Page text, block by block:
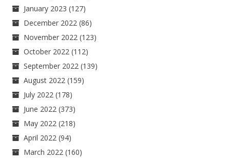
January 2023 (127)
December 2022 (86)
November 2022 (123)
October 2022 (112)
September 2022 (139)
August 2022 (159)
July 2022 (178)
June 2022 (373)
May 2022 (218)
April 2022 (94)
March 2022 (160)